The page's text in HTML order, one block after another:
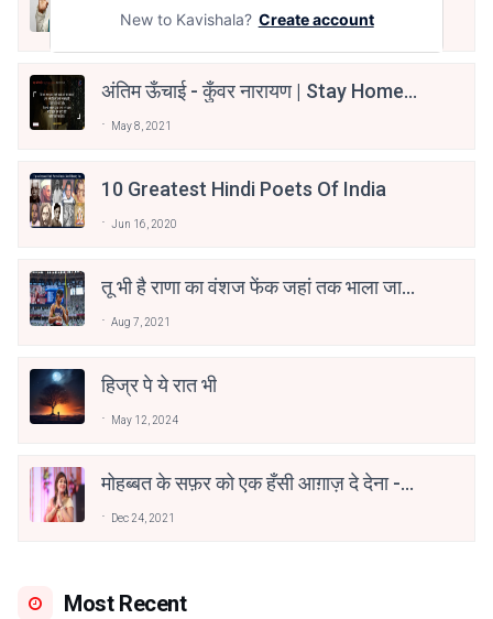
Jun 16, 2020
अंतिम ऊँचाई - कुँवर नारायण | Stay Home
May 8, 2021
10 Greatest Hindi Poets Of India
Jun 16, 2020
तू भी है राणा का वंशज फेंक जहां तक भाला जाए:
Aug 7, 2021
हिज्र पे ये रात भी
May 12, 2024
मोहब्बत के सफ़र को एक हँसी आग़ाज़ दे देना -
Dec 24, 2021
Most Recent
New to Kavishala? Create account